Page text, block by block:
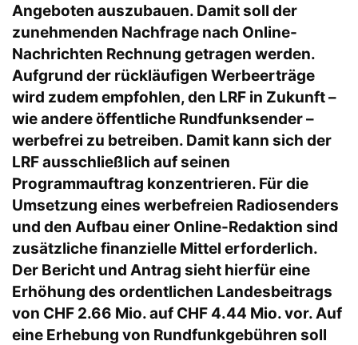
Angeboten auszubauen. Damit soll der
zunehmenden Nachfrage nach Online-
Nachrichten Rechnung getragen werden.
Aufgrund der rückläufigen Werbeerträge
wird zudem empfohlen, den LRF in Zukunft –
wie andere öffentliche Rundfunksender –
werbefrei zu betreiben. Damit kann sich der
LRF ausschließlich auf seinen
Programmauftrag konzentrieren. Für die
Umsetzung eines werbefreien Radiosenders
und den Aufbau einer Online-Redaktion sind
zusätzliche finanzielle Mittel erforderlich.
Der Bericht und Antrag sieht hierfür eine
Erhöhung des ordentlichen Landesbeitrags
von CHF 2.66 Mio. auf CHF 4.44 Mio. vor. Auf
eine Erhebung von Rundfunkgebühren soll